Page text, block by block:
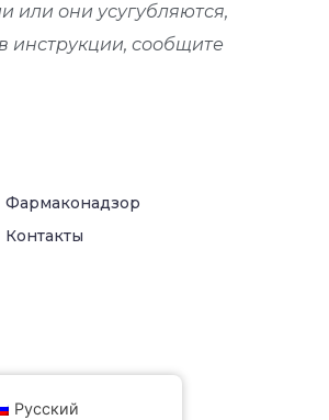
или они усугубляются,
инструкции, сообщите
Фармаконадзор
Контакты
Русский